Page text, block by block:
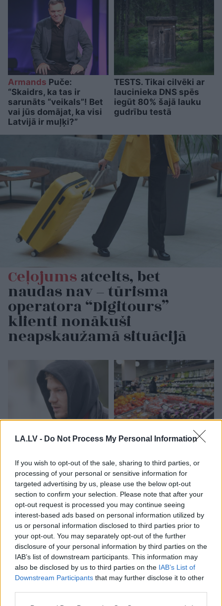
LA.LV - Do Not Process My Personal Information
If you wish to opt-out of the sale, sharing to third parties, or
processing of your personal or sensitive information for
targeted advertising by us, please use the below opt-out
section to confirm your selection. Please note that after your
opt-out request is processed you may continue seeing
interest-based ads based on personal information utilized by
us or personal information disclosed to third parties prior to
your opt-out. You may separately opt-out of the further
disclosure of your personal information by third parties on the
IAB’s list of downstream participants. This information may
also be disclosed by us to third parties on the IAB’s List of
Downstream Participants that may further disclose it to other
Armands Puče:
“Skaidrs, ka tas ir
sarunāts “veikals”! Bet
vai jūs domājat, ka visi
Latvijā ir muļķi?”
TESTS. Tikai cilvēki ar
laucinieka DNS spēs
iegūt 80% šajā lauku
gudrību testā
Ceļojumsatcelts, bet
naudas nav – tūrisma
operatora “Digitours”
klienti nonākuši
neapskaužamā situācijā
priekšā!” Bauskas
novadā nošauto suņu
saimnieks tiesā nespēj
valdīt asaras
Pircēji pamanījuši, ka
Latvijas veikalos zog
pavisam neparastu
lietu